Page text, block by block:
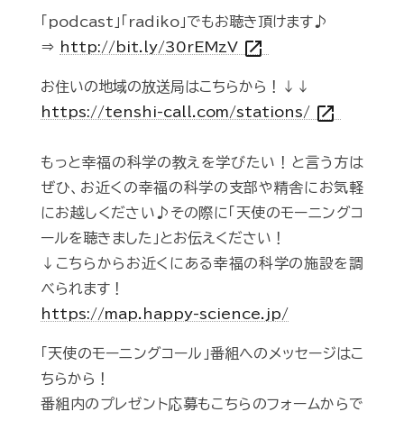
「podcast」「radiko」でもお聴き頂けます♪
⇒
http://bit.ly/30rEMzV open_in_new
お住いの地域の放送局はこちらから！↓↓
https://tenshi-call.com/stations/ open_in_new
もっと幸福の科学の教えを学びたい！と言う方は
ぜひ、お近くの幸福の科学の支部や精舎にお気軽
にお越しください♪その際に「天使のモーニングコ
ールを聴きました」とお伝えください！
↓こちらからお近くにある幸福の科学の施設を調
べられます！
https://map.happy-science.jp/
「天使のモーニングコール」番組へのメッセージはこ
ちらから！
番組内のプレゼント応募もこちらのフォームからで